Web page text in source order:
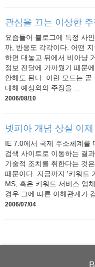
관심을 끄는 이상한
요즘들어 블로그에 특정 사
까, 반응도 각각이다. 어떤
하면 대놓고 뒤에서 비아냥
정보 전달에 가까웠기 때문
안해도 된다. 이런 모드는
대해 예상외의 주장을 ...
2006/08/10
넷피아 개념 상실 이제
IE 7.0에서 국제 주소체계를
검색 사이트로 이동하는 결
기술적 조치를 취한다는 것
때문이다. 지금까지 '키워드
MS, 혹은 키워드 서비스 업
경우 그에 따른 이해관계가
2006/07/04